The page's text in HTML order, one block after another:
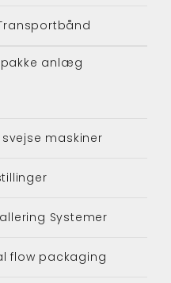
pakke anlæg
maskiner
Systemer
flow packaging